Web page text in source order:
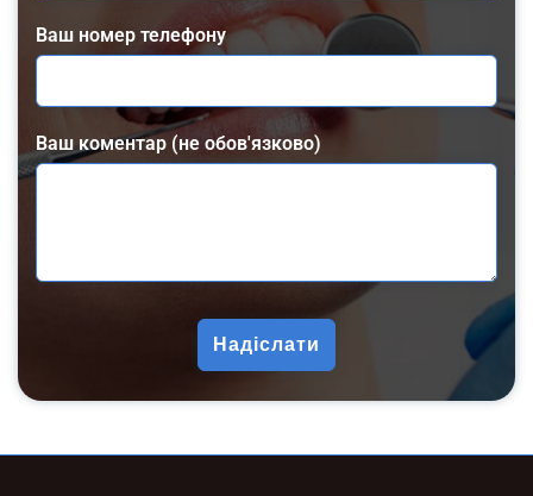
Ваш номер телефону
Ваш коментар (не обов'язково)